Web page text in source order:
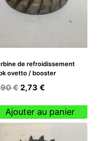
de refroidissement
ovetto / booster
€ Le
initial
était :
3,90 €.
2,73 €
actuel
est :
Ajouter au panier